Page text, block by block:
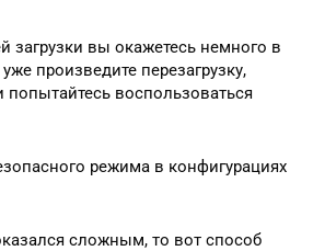
загрузки вы окажетесь немного в
произведите перезагрузку,
попытайтесь воспользоваться
режима в конфигурациях
сложным, то вот способ